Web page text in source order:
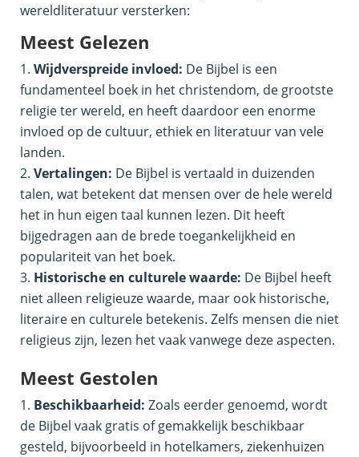
wereldliteratuur versterken:
Meest Gelezen
Wijdverspreide invloed: De Bijbel is een
fundamenteel boek in het christendom, de grootste
religie ter wereld, en heeft daardoor een enorme
invloed op de cultuur, ethiek en literatuur van vele
landen.
Vertalingen: De Bijbel is vertaald in duizenden
talen, wat betekent dat mensen over de hele wereld
het in hun eigen taal kunnen lezen. Dit heeft
bijgedragen aan de brede toegankelijkheid en
populariteit van het boek.
Historische en culturele waarde: De Bijbel heeft
niet alleen religieuze waarde, maar ook historische,
literaire en culturele betekenis. Zelfs mensen die niet
religieus zijn, lezen het vaak vanwege deze aspecten.
Meest Gestolen
Beschikbaarheid: Zoals eerder genoemd, wordt
de Bijbel vaak gratis of gemakkelijk beschikbaar
gesteld, bijvoorbeeld in hotelkamers, ziekenhuizen